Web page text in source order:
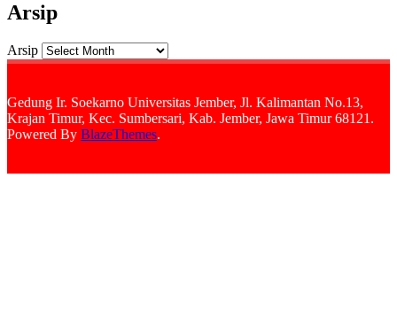
Arsip
Arsip
Gedung Ir. Soekarno Universitas Jember, Jl. Kalimantan No.13,
Krajan Timur, Kec. Sumbersari, Kab. Jember, Jawa Timur 68121.
Powered By BlazeThemes.